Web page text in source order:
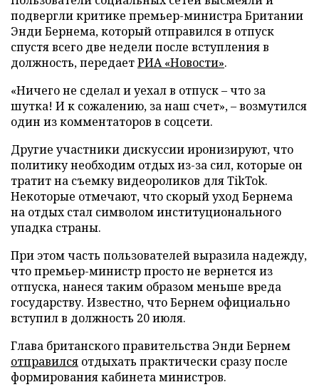
подвергли критике премьер-министра Британии
Энди Бернема, который отправился в отпуск
спустя всего две недели после вступления в
должность, передаетРИА «Новости».
«Ничего не сделал и уехал в отпуск – что за
шутка! И к сожалению, за наш счет», – возмутился
один из комментаторов в соцсети.
Другие участники дискуссии иронизируют, что
политику необходим отдых из-за сил, которые он
тратит на съемку видеороликов для TikTok.
Некоторые отмечают, что скорый уход Бернема
на отдых стал символом институционального
упадка страны.
При этом часть пользователей выразила надежду,
что премьер-министр просто не вернется из
отпуска, нанеся таким образом меньше вреда
государству. Известно, что Бернем официально
вступил в должность 20 июля.
Глава британского правительства Энди Бернем
отправился отдыхать практически сразу после
формирования кабинета министров.